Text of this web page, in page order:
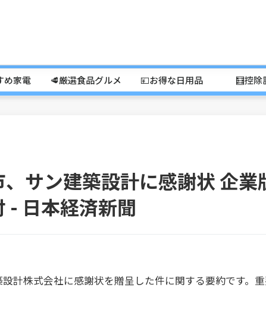
家電 🥩厳選食品グルメ 💴お得な日用品 🧮控除
サン建築設計に感謝状 企業
- 日本経済新聞
計株式会社に感謝状を贈呈した件に関する要約です。